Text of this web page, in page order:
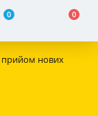
0 0
прийом нових